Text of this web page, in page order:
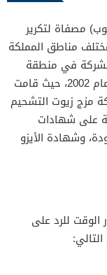
مصفاة لتكرير
مناطق المملكة
في منطقة
الجبيل الصناعية، وبدأ تشغيله لأول مرة في عام 2002، حيث قامت
مزج زيوت التشحيم
حصلت الشركة على شهادات
الخاصة بالجودة، وشهادة الأيزو
للرد على